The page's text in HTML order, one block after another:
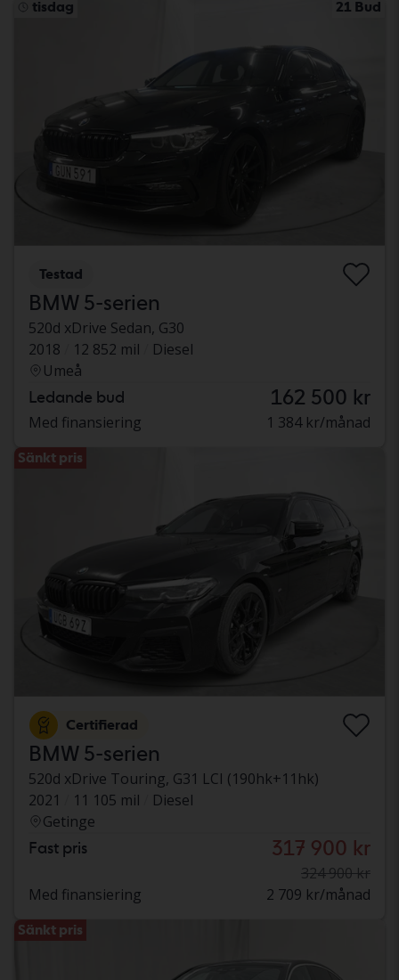
tisdag 21 Bud
Testad
BMW 5-serien
520d xDrive Sedan, G30
2018
12 852 mil
Diesel
Umeå
Ledande bud 162 500 kr
Med finansiering 1 384 kr/månad
Sänkt pris
Certifierad
BMW 5-serien
520d xDrive Touring, G31 LCI (190hk+11hk)
2021
11 105 mil
Diesel
Getinge
Fast pris 317 900 kr
324 900 kr
Med finansiering
2 709 kr/månad
Sänkt pris